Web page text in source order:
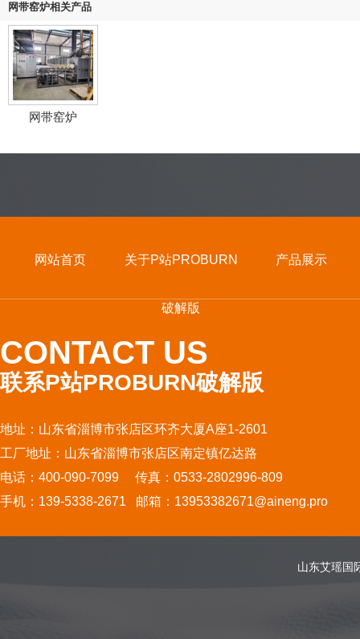
网带窑炉相关产品
网带窑炉
网站首页 关于P站PROBURN
破解版
产品展示
CONTACT US
联系P站PROBURN破解版
地址：山东省淄博市张店区环齐大厦A座1-2601
工厂地址：山东省淄博市张店区南定镇亿达路
电话：400-090-7099 传真：0533-2802996-809
手机：139-5338-2671 邮箱：13953382671@aineng.pro
山东艾瑶国